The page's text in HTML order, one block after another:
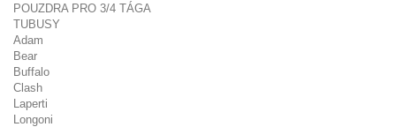
POUZDRA PRO 3/4 TÁGA
TUBUSY
Adam
Bear
Buffalo
Clash
Laperti
Longoni